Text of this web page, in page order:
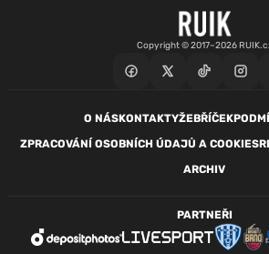
Copyright © 2017–2026
O NÁSKONTAKTYŽEBŘÍČEK
ZPRACOVÁNÍ OSOBNÍCH ÚDAJŮ A COOKIES
ARCHIV
PARTNEŘI